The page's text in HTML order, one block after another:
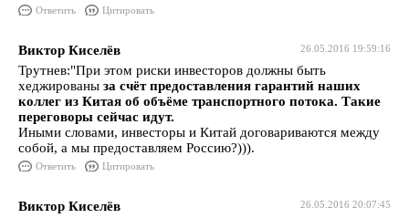
Ответить Цитировать
26.05.2016 19:59:16
Виктор Киселёв
Трутнев:"При этом риски инвесторов должны быть
хеджированы за счёт предоставления гарантий наших
коллег из Китая об объёме транспортного потока. Такие
переговоры сейчас идут.
Иными словами, инвесторы и Китай договариваются между
собой, а мы предоставляем Россию?))).
Ответить Цитировать
26.05.2016 20:07:45
Виктор Киселёв